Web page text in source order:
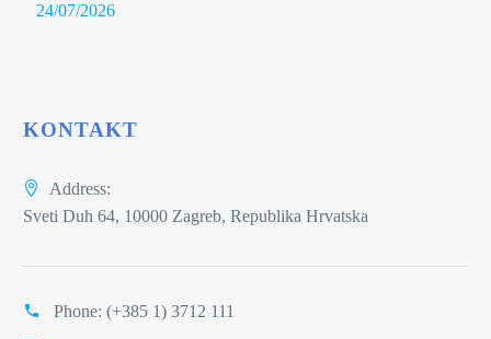
24/07/2026
KONTAKT
Address:
Sveti Duh 64, 10000 Zagreb, Republika Hrvatska
Phone: (+385 1) 3712 111